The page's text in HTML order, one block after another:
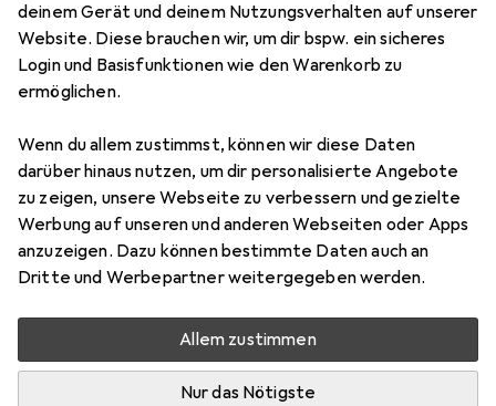
deinem Gerät und deinem Nutzungsverhalten auf unserer
Website. Diese brauchen wir, um dir bspw. ein sicheres
Login und Basisfunktionen wie den Warenkorb zu
ermöglichen.
Wenn du allem zustimmst, können wir diese Daten
darüber hinaus nutzen, um dir personalisierte Angebote
zu zeigen, unsere Webseite zu verbessern und gezielte
Werbung auf unseren und anderen Webseiten oder Apps
anzuzeigen. Dazu können bestimmte Daten auch an
Dritte und Werbepartner weitergegeben werden.
Allem zustimmen
Nur das Nötigste
Lesezeichen »Rosenblüte«
Bewertungen
Aktuell nicht lieferbar
Benachrichtigen, wenn lieferbar
Vergleichen
Kostenloser Versand ab 30,– i